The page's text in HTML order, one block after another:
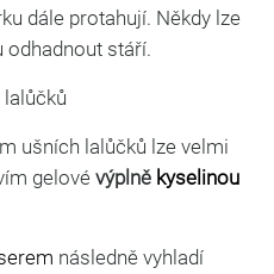
dále protahují. Někdy lze
odhadnout stáří.
ušních lalůčků lze velmi
gelové výplně kyselinou
následně vyhladí